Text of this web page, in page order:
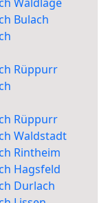
Bulach
Rüppurr
Rüppurr
Waldstadt
Rintheim
Hagsfeld
Durlach